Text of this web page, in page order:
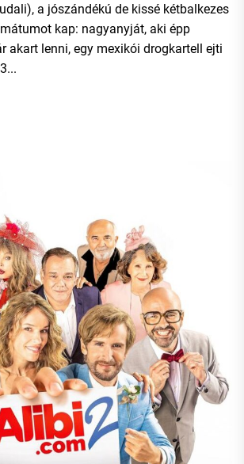
a jószándékú de kissé kétbalkezes
kap: nagyanyját, aki épp
akart lenni, egy mexikói drogkartell ejti